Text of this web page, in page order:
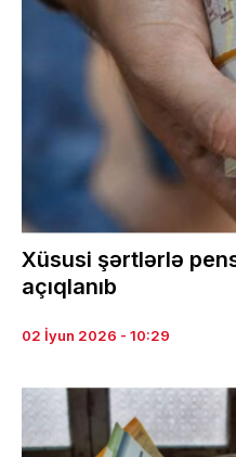
Xüsusi şərtlərlə
açıqlanıb
02 İyun 2026 - 10:29